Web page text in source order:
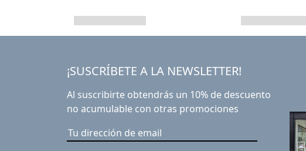
¡SUSCRÍBETE A LA NEWSLETTER!
Al suscribirte obtendrás un 10% de descuento
no acumulable con otras promociones